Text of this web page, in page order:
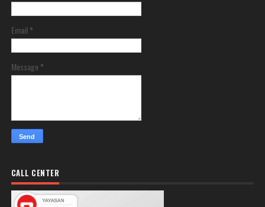
Email *
Message *
CALL CENTER